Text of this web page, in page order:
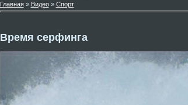
Главная» Видео» Спорт
Время серфинга